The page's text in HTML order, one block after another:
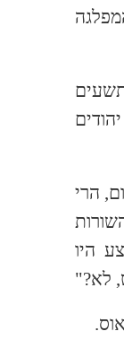
הרי
היו
לא?"